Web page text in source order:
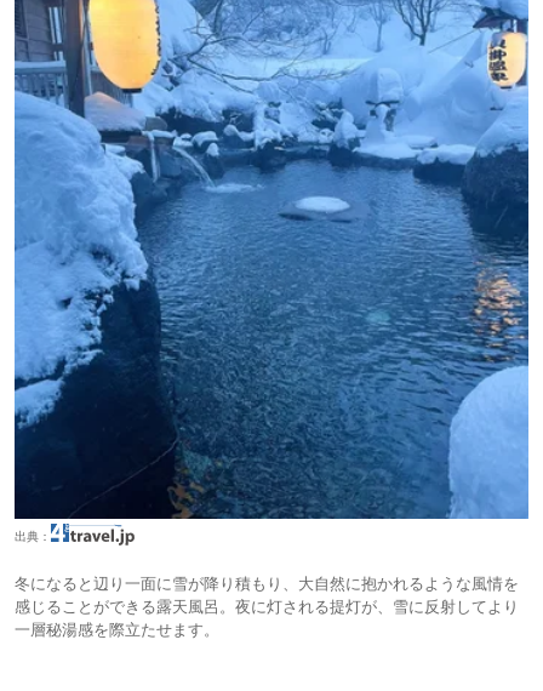
出典：
冬になると辺り一面に雪が降り積もり、大自然に抱かれるような風情を
感じることができる露天風呂。夜に灯される提灯が、雪に反射してより
一層秘湯感を際立たせます。